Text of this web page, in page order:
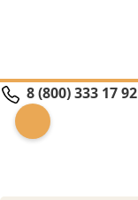
8 (800) 333 17 92